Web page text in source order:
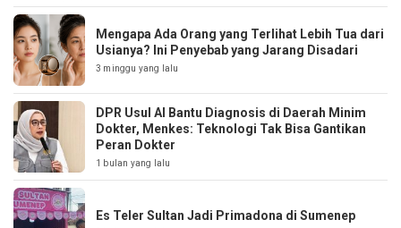
Mengapa Ada Orang yang Terlihat Lebih Tua dari
Usianya? Ini Penyebab yang Jarang Disadari
3 minggu yang lalu
DPR Usul AI Bantu Diagnosis di Daerah Minim
Dokter, Menkes: Teknologi Tak Bisa Gantikan
Peran Dokter
1 bulan yang lalu
Es Teler Sultan Jadi Primadona di Sumenep